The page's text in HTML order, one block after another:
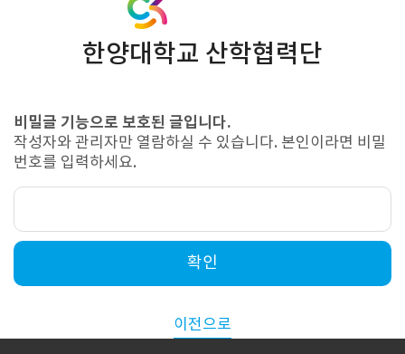
한양대학교 산학협력단
비밀글 기능으로 보호된 글입니다.
작성자와 관리자만 열람하실 수 있습니다. 본인이라면 비밀
번호를 입력하세요.
확인
이전으로